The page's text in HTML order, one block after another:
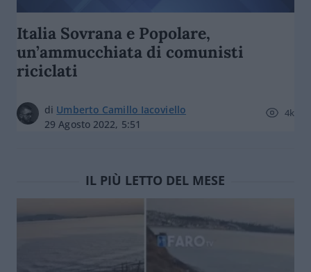
Italia Sovrana e Popolare,
un’ammucchiata di comunisti
riciclati
di Umberto Camillo Iacoviello
29 Agosto 2022, 5:51
4k
IL PIÙ LETTO DEL MESE